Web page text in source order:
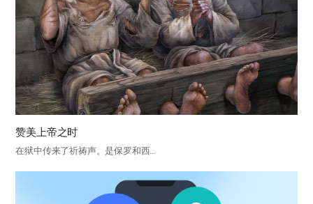
赞美上帝之时
在狱中传来了祈祷声。是保罗和西…